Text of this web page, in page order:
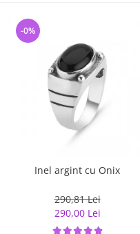
Inel argint cu Onix
290,81 Lei
290,00 Lei
-0%